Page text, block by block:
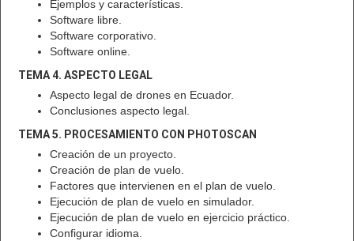
Ejemplos y características.
Software libre.
Software corporativo.
Software online.
TEMA 4. ASPECTO LEGAL
Aspecto legal de drones en Ecuador.
Conclusiones aspecto legal.
TEMA 5. PROCESAMIENTO CON PHOTOSCAN
Creación de un proyecto.
Creación de plan de vuelo.
Factores que intervienen en el plan de vuelo.
Ejecución de plan de vuelo en simulador.
Ejecución de plan de vuelo en ejercicio práctico.
Configurar idioma.